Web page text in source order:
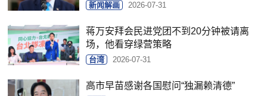
新闻解画 2026-07-31
蒋万安拜会民进党团不到20分钟被请离
场，他看穿绿营策略
台湾 2026-07-31
高市早苗感谢各国慰问“独漏赖清德”